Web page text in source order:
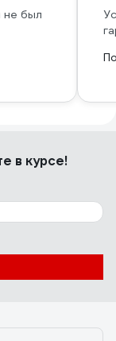
не был
в курсе!